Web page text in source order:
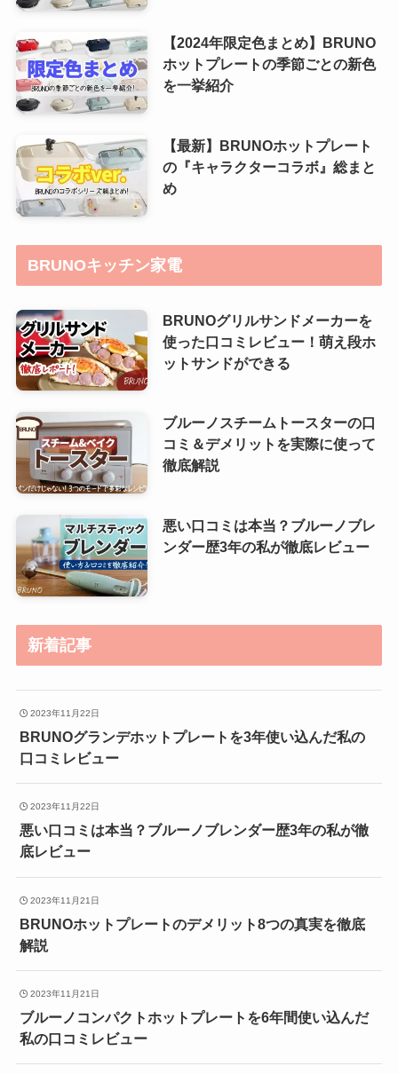
【2024年限定色まとめ】BRUNO
ホットプレートの季節ごとの新色
を一挙紹介
【最新】BRUNOホットプレート
の『キャラクターコラボ』総まと
め
BRUNOキッチン家電
BRUNOグリルサンドメーカーを
使った口コミレビュー！萌え段ホ
ットサンドができる
ブルーノスチームトースターの口
コミ＆デメリットを実際に使って
徹底解説
悪い口コミは本当？ブルーノブレ
ンダー歴3年の私が徹底レビュー
新着記事
2023年11月22日
BRUNOグランデホットプレートを3年使い込んだ私の
口コミレビュー
2023年11月22日
悪い口コミは本当？ブルーノブレンダー歴3年の私が徹
底レビュー
2023年11月21日
BRUNOホットプレートのデメリット8つの真実を徹底
解説
2023年11月21日
ブルーノコンパクトホットプレートを6年間使い込んだ
私の口コミレビュー